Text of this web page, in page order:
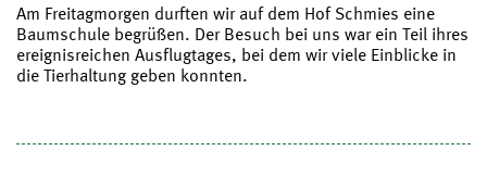
Am Freitagmorgen durften wir auf dem Hof Schmies eine
Baumschule begrüßen. Der Besuch bei uns war ein Teil ihres
ereignisreichen Ausflugtages, bei dem wir viele Einblicke in
die Tierhaltung geben konnten.